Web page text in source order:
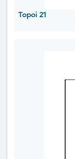
Topoi 21